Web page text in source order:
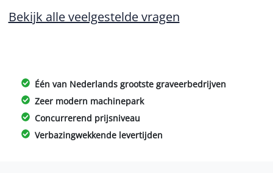
Bekijk alle veelgestelde vragen
Één van Nederlands grootste graveerbedrijven
Zeer modern machinepark
Concurrerend prijsniveau
Verbazingwekkende levertijden